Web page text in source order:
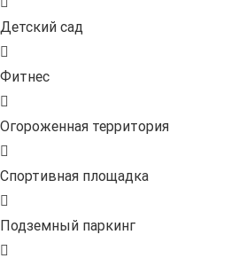
Детский сад
Фитнес
Огороженная территория
Спортивная площадка
Подземный паркинг